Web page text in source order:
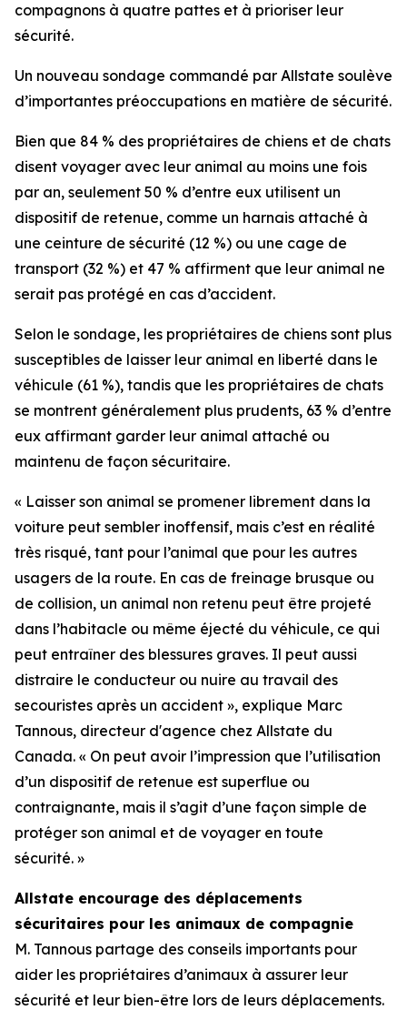
compagnons à quatre pattes et à prioriser leur
sécurité.
Un nouveau sondage commandé par Allstate soulève
d’importantes préoccupations en matière de sécurité.
Bien que 84 % des propriétaires de chiens et de chats
disent voyager avec leur animal au moins une fois
par an, seulement 50 % d’entre eux utilisent un
dispositif de retenue, comme un harnais attaché à
une ceinture de sécurité (12 %) ou une cage de
transport (32 %) et 47 % affirment que leur animal ne
serait pas protégé en cas d’accident.
Selon le sondage, les propriétaires de chiens sont plus
susceptibles de laisser leur animal en liberté dans le
véhicule (61 %), tandis que les propriétaires de chats
se montrent généralement plus prudents, 63 % d’entre
eux affirmant garder leur animal attaché ou
maintenu de façon sécuritaire.
« Laisser son animal se promener librement dans la
voiture peut sembler inoffensif, mais c’est en réalité
très risqué, tant pour l’animal que pour les autres
usagers de la route. En cas de freinage brusque ou
de collision, un animal non retenu peut être projeté
dans l’habitacle ou même éjecté du véhicule, ce qui
peut entraîner des blessures graves. Il peut aussi
distraire le conducteur ou nuire au travail des
secouristes après un accident », explique Marc
Tannous, directeur d'agence chez Allstate du
Canada. « On peut avoir l’impression que l’utilisation
d’un dispositif de retenue est superflue ou
contraignante, mais il s’agit d’une façon simple de
protéger son animal et de voyager en toute
sécurité. »
Allstate encourage des déplacements
sécuritaires pour les animaux de compagnie
M. Tannous partage des conseils importants pour
aider les propriétaires d’animaux à assurer leur
sécurité et leur bien-être lors de leurs déplacements.